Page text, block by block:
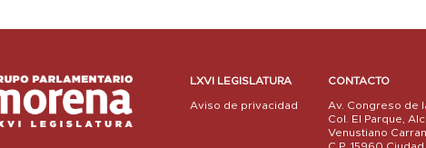
LXVI LEGISLATURA
Aviso de privacidad
CONTACTO
Av. Congreso de
Col. El Parque,
Venustiano